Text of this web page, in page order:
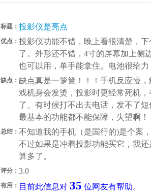
标题： 投影仪是亮点
优点： 投影仪功能不错，晚上看很清楚，
了。外形还不错，4寸的屏幕加上侧
也可以用，单手能拿住。电池很给
缺点： 缺点真是一箩筐！！！手机反应慢
戏机身会发烫，投影时更经常死机
了。有时候打不出去电话，发不了
最基本的功能都不能保障，失望啊！
总结： 不知道我的手机（是国行的)是个案
不过如果是冲着投影功能买它，我
算多了。
评分： 3.0
有用： 目前此信息对 35 位网友有帮助。